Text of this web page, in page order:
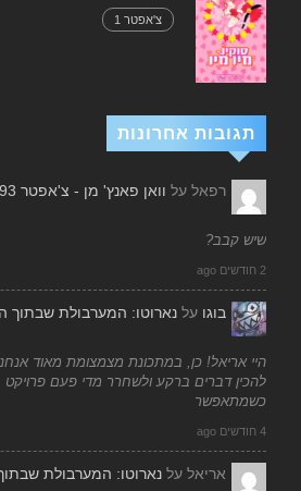
צ'אפטר 1
תגובות אחרונות
רפאל על וואן פאנץ' מן - צ'אפטר 93
שיש קבב?
2 חודשים ago
בוגו על נארוטו: המערבולת שבתוך
היי אריאל! כן, במתכונת מצמצומת מאוד
להכין דברים ברקע ולשחרר מדי פעם פרויקט
כשמתאפשר
4 חודשים ago
אריאל על נארוטו: המערבולת